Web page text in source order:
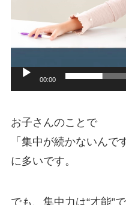
00:00
お子さんのことで
「集中が続かないん
に多いです。
でも、集中力は“才能”